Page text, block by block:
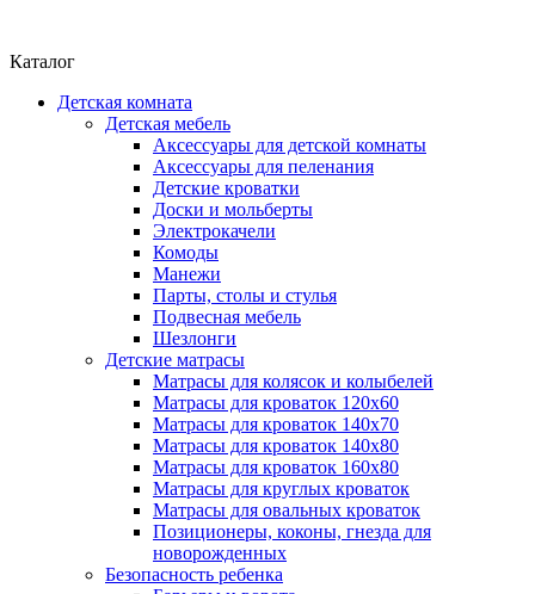
Каталог
Детская комната
Детская мебель
Аксессуары для детской комнаты
Аксессуары для пеленания
Детские кроватки
Доски и мольберты
Электрокачели
Комоды
Манежи
Парты, столы и стулья
Подвесная мебель
Шезлонги
Детские матрасы
Матрасы для колясок и колыбелей
Матрасы для кроваток 120х60
Матрасы для кроваток 140х70
Матрасы для кроваток 140х80
Матрасы для кроваток 160х80
Матрасы для круглых кроваток
Матрасы для овальных кроваток
Позиционеры, коконы, гнезда для
новорожденных
Безопасность ребенка